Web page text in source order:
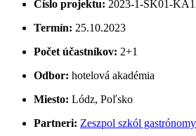
Číslo projektu: 2023-1-SK01-
Termín: 25.10.2023
Počet účastníkov: 2+1
Odbor: hotelová akadémia
Miesto: Lódz, Poľsko
Partneri: Zeszpol szkól